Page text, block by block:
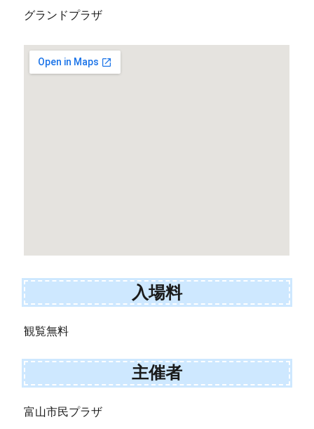
グランドプラザ
入場料
観覧無料
主催者
富山市民プラザ